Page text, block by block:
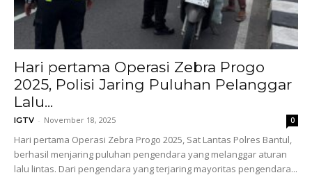
Hari pertama Operasi Zebra Progo
2025, Polisi Jaring Puluhan Pelanggar
Lalu...
IGTV - November 18, 2025 0
Hari pertama Operasi Zebra Progo 2025, Sat Lantas Polres Bantul,
berhasil menjaring puluhan pengendara yang melanggar aturan
lalu lintas. Dari pengendara yang terjaring mayoritas pengendara...